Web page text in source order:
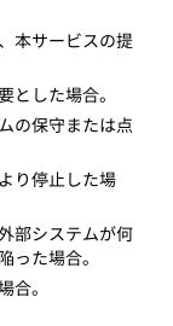
本サービスの提
とした場合。
の保守または点
り停止した場
部システムが何
った場合。
合。